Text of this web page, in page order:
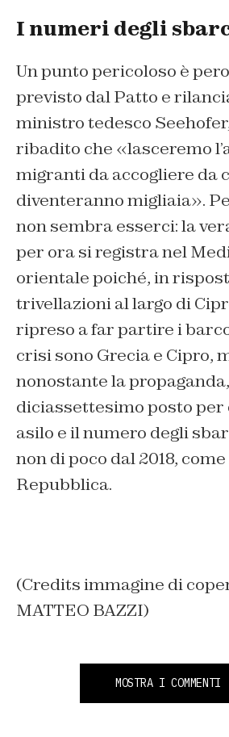
I numeri degli
Un punto pericoloso è
previsto dal Patto e
ministro tedesco
ribadito che «lasceremo
migranti da accogliere da
diventeranno migliaia».
non sembra esserci: la
per ora si registra nel
orientale poiché, in
trivellazioni al largo di
ripreso a far partire i
crisi sono Grecia e Cipro,
nonostante la
diciassettesimo posto per
asilo e il numero degli
non di poco dal 2018,
Repubblica.
(Credits immagine di
MATTEO BAZZI)
MOSTRA I COMMENTI